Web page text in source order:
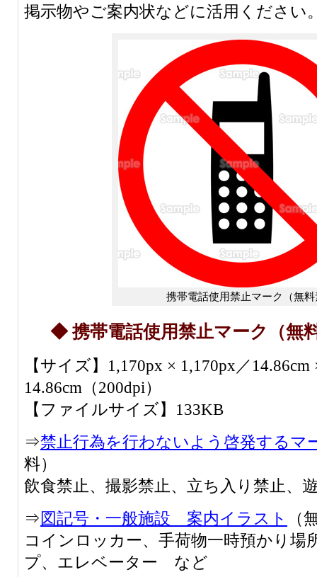
掲示物やご案内状などに活用ください
携帯電話使用禁止マーク（無
◆ 携帯電話使用禁止マーク（無
【サイズ】1,170px × 1,170px／14.86cm
14.86cm（200dpi）
【ファイルサイズ】133KB
⇒禁止行為を行わないよう啓発するマ
料）
飲食禁止、撮影禁止、立ち入り禁止、
⇒図記号・一般施設 案内イラスト
（
コインロッカー、手荷物一時預かり場
プ、エレベーター など